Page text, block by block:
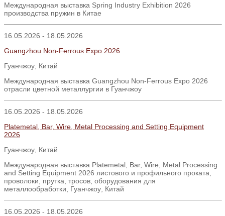
Международная выставка Spring Industry Exhibition 2026
производства пружин в Китае
16.05.2026 - 18.05.2026
Guangzhou Non-Ferrous Expo 2026
Гуанчжоу Китай
Международная выставка Guangzhou Non-Ferrous Expo 2026
отрасли цветной металлургии в Гуанчжоу
16.05.2026 - 18.05.2026
Platemetal, Bar, Wire, Metal Processing and Setting Equipment
2026
Гуанчжоу Китай
Международная выставка Platemetal, Bar, Wire, Metal Processing
and Setting Equipment 2026 листового и профильного проката
проволоки
прутка тросов оборудования для
металлообработки
Гуанчжоу Китай
16.05.2026 - 18.05.2026